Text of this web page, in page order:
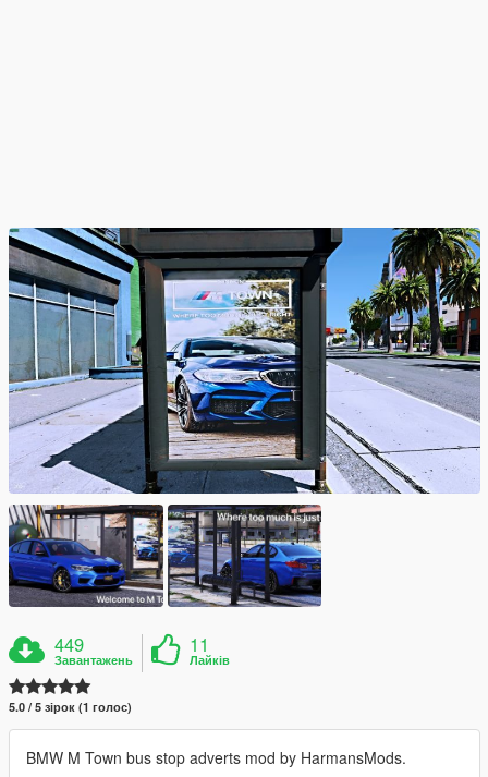
449
Завантажень
11
Лайків
5.0 / 5 зірок (1 голос)
BMW M Town bus stop adverts mod by HarmansMods.